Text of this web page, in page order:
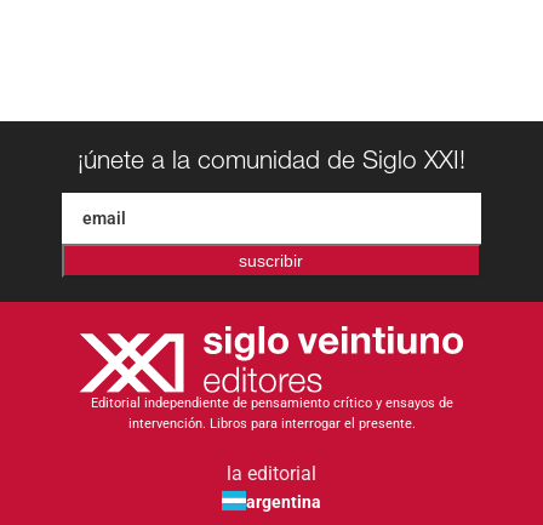
¡únete a la comunidad de Siglo XXI!
suscribir
Editorial independiente de pensamiento crítico y ensayos de
intervención. Libros para interrogar el presente.
la editorial
argentina